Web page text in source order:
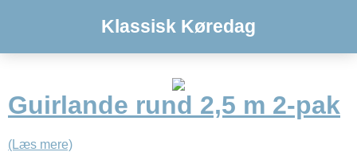
Klassisk Køredag
Guirlande rund 2,5 m 2-pak
(Læs mere)